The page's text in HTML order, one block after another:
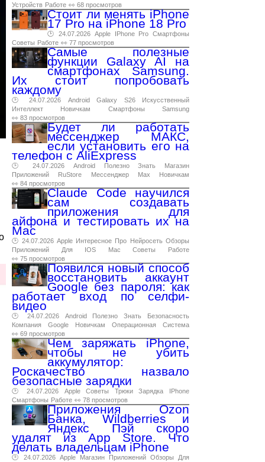
Устройств Работе 👀 68 просмотров
Стоит ли менять iPhone
17 Pro на iPhone 18 Pro
🕑 24.07.2026 Apple IPhone Pro Смартфоны
Советы Работе 👀 77 просмотров
Самые полезные
функции Galaxy AI на
смартфонах Samsung.
Их стоит попробовать
каждому
🕑 24.07.2026 Android Galaxy S26
Искусственный
Интеллект
Новичкам Смартфоны
Samsung
👀 83 просмотров
Будет ли работать
мессенджер МАКС,
если установить его на
телефон с AliExpress
🕑 24.07.2026 Android Полезно Знать
Магазин
Приложений
RuStore Мессенджер Max
Новичкам
👀 84 просмотров
Claude Code научился
сам создавать
приложения для
айфона и тестировать их на
Mac
🕑 24.07.2026 Apple Интересное Про Нейросеть Обзоры
Приложений
Для IOS Mac Советы
Работе
👀 75 просмотров
Появился новый способ
восстановить аккаунт
Google без пароля: как
работает вход по селфи-
видео
🕑 24.07.2026 Android Полезно Знать
Безопасность
Компания
Google Новичкам Операционная
Система
👀 69 просмотров
Чем заряжать iPhone,
чтобы не убить
аккумулятор:
Роскачество назвало
безопасные зарядки
🕑 24.07.2026 Apple Советы Трюки Зарядка
IPhone
Смартфоны Работе 👀 78 просмотров
Приложения Ozon
Банка, Wildberries и
Яндекс Пэй скоро
удалят из App Store. Что
делать владельцам iPhone
🕑 24.07.2026 Apple Магазин Приложений Обзоры
Для